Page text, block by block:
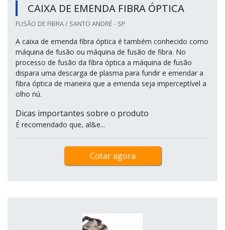
CAIXA DE EMENDA FIBRA ÓPTICA
FUSÃO DE FIBRA / SANTO ANDRÉ - SP
A caixa de emenda fibra óptica é também conhecido como
máquina de fusão ou máquina de fusão de fibra. No
processo de fusão da fibra óptica a máquina de fusão
dispara uma descarga de plasma para fundir e emendar a
fibra óptica de maneira que a emenda seja imperceptível a
olho nú.
Dicas importantes sobre o produto
É recomendado que, al&e...
Cotar agora